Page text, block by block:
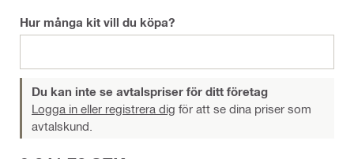
Hur många kit vill du köpa?
Du kan inte se avtalspriser för ditt företag
Logga in eller registrera dig för att se dina priser som
avtalskund.